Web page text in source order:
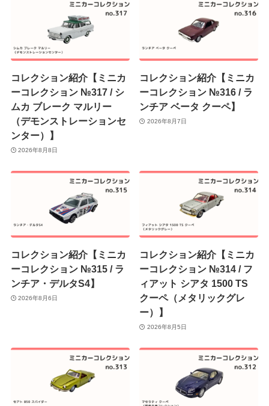
コレクション紹介【ミニカ
ーコレクション №317 / シ
ムカ ブレーク マルリー
（デモンストレーションセ
ンター）】
2026年8月8日
コレクション紹介【ミニカ
ーコレクション №316 / ラ
ンチア ベータ クーペ】
2026年8月7日
コレクション紹介【ミニカ
ーコレクション №315 / ラ
ンチア・デルタS4】
2026年8月6日
コレクション紹介【ミニカ
ーコレクション №314 / フ
ィアット シアタ 1500 TS
クーペ（メタリックグレ
ー）】
2026年8月5日